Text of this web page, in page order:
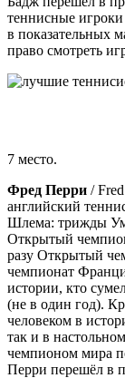
теннисные игроки
в показательных
право смотреть
7 место.
Фред Перри /
английский
Шлема: трижды
Открытый
разу Открытый
чемпионат
истории, кто
(не в один год).
человеком в
так и в
чемпионом мира
Перри перешёл в